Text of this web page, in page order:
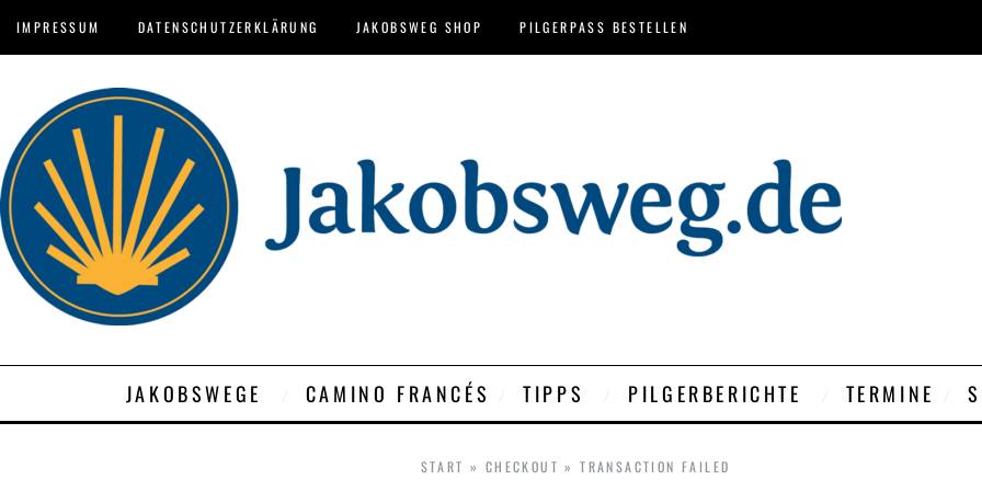
IMPRESSUM DATENSCHUTZERKLÄRUNG JAKOBSWEG SHOP PILGERPASS BESTELLEN
JAKOBSWEGE CAMINO FRANCÉS TIPPS PILGERBERICHTE TERMINE
START » CHECKOUT »TRANSACTION FAILED